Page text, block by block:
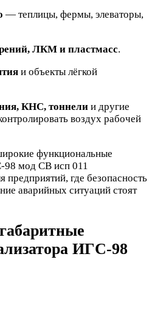
— теплицы, фермы, элеваторы,
ЛКМ и пластмасс.
и объекты лёгкой
КНС, тоннели и другие
воздух рабочей
функциональные
98 мод СВ исп 011
где безопасность
аварийных ситуаций стоят
ИГС-98